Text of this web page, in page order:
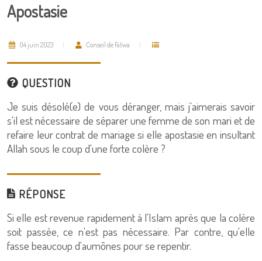
Apostasie
04 juin 2023 Conseil de Fatwa
QUESTION
Je suis désolé(e) de vous déranger, mais j'aimerais savoir
s'il est nécessaire de séparer une femme de son mari et de
refaire leur contrat de mariage si elle apostasie en insultant
Allah sous le coup d'une forte colère ?
RÉPONSE
Si elle est revenue rapidement à l'Islam après que la colère
soit passée, ce n'est pas nécessaire. Par contre, qu'elle
fasse beaucoup d'aumônes pour se repentir.